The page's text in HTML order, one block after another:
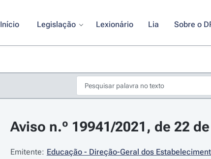
Início Legislação Lexionário Lia Sobre o
Aviso n.º 19941/2021, de 22
Emitente: Educação - Direção-Geral dos